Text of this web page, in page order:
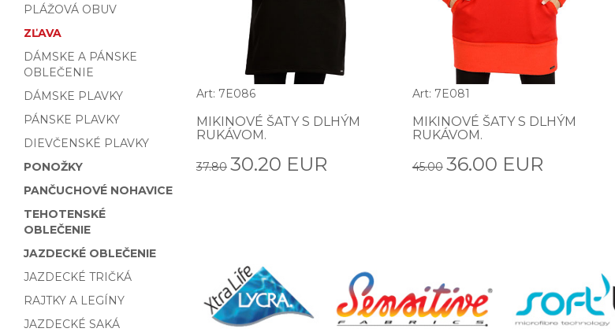
PLÁŽOVÁ OBUV
ZĽAVA
DÁMSKE A PÁNSKE
OBLEČENIE
DÁMSKE PLAVKY
PÁNSKE PLAVKY
DIEVČENSKÉ PLAVKY
PONOŽKY
PANČUCHOVÉ NOHAVICE
TEHOTENSKÉ
OBLEČENIE
JAZDECKÉ OBLEČENIE
JAZDECKÉ TRIČKÁ
RAJTKY A LEGÍNY
JAZDECKÉ SAKÁ
Art: 7E086
MIKINOVÉ ŠATY S DLHÝM
RUKÁVOM.
37.80 30.20 EUR
Art: 7E081
MIKINOVÉ ŠATY S DLHÝM
RUKÁVOM.
45.00 36.00 EUR